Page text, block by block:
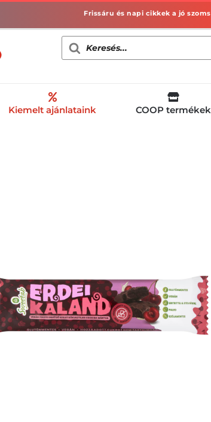
Products
search
Kiemelt ajánlataink COOP termékek